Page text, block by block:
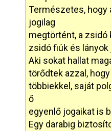
Természetes, hogy
jogilag
megtörtént, a zsidó
zsidó fiúk és lányok
Aki sokat hallat
törődtek azzal,
többiekkel, saját
ő
egyenlő jogaikat is
Egy darabig